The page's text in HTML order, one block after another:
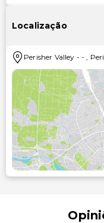
Localização
Perisher Valley - -,